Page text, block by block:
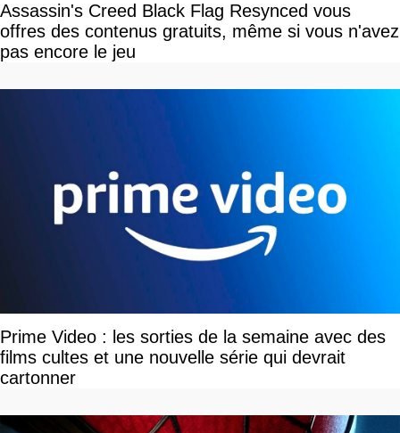
Assassin's Creed Black Flag Resynced vous
offres des contenus gratuits, même si vous n'avez
pas encore le jeu
Prime Video : les sorties de la semaine avec des
films cultes et une nouvelle série qui devrait
cartonner